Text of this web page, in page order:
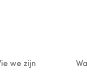
we zijn